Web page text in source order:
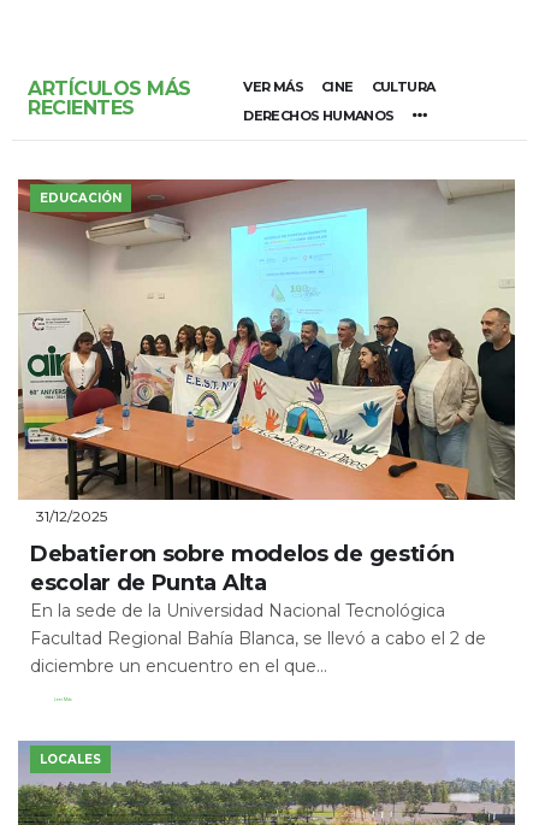
ARTÍCULOS MÁS
RECIENTES
VER MÁS CINE
CULTURA
DERECHOS HUMANOS
EDUCACIÓN
31/12/2025
Debatieron sobre modelos de gestión
escolar de Punta Alta
En la sede de la Universidad Nacional Tecnológica
Facultad Regional Bahía Blanca, se llevó a cabo el 2 de
diciembre un encuentro en el que...
Leer Más
LOCALES